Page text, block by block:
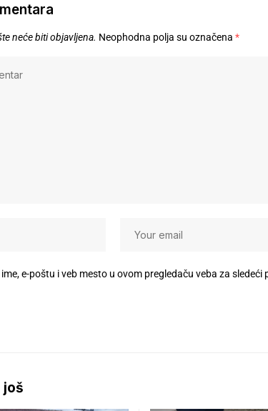
neće biti objavljena. Neophodna polja su označena *
e-poštu i veb mesto u ovom pregledaču veba za
još